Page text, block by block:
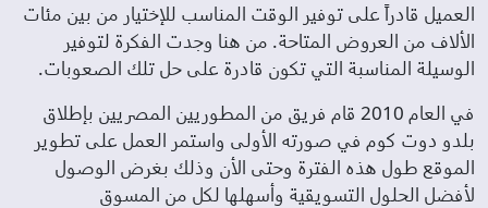
العميل قادراً على توفير الوقت المناسب للإختيار من بين مئات
الألاف من العروض المتاحة. من هنا وجدت الفكرة لتوفير
الوسيلة المناسبة التي تكون قادرة على حل تلك الصعوبات.
في العام 2010 قام فريق من المطوريين المصريين بإطلاق
بلدو دوت كوم في صورته الأولى واستمر العمل على تطوير
الموقع طول هذه الفترة وحتى الأن وذلك بغرض الوصول
لأفضل الحلول التسويقية وأسهلها لكل من المسوق